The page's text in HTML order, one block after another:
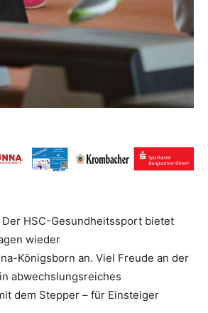
Der HSC-Gesundheitssport bietet
wieder
Königsborn an. Viel Freude an der
abwechslungsreiches
dem Stepper – für Einsteiger